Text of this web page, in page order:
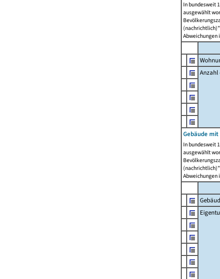
In bundesweit
ausgewählt
Abweichungen
Anzahl
Gebäude
In bundesweit
ausgewählt
Abweichungen